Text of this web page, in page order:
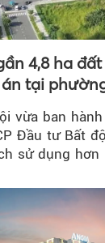
4,8 ha
tại
vừa ban
Đầu tư Bất
sử dụng hơn